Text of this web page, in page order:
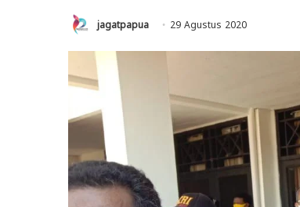
jagatpapua 29 Agustus 2020